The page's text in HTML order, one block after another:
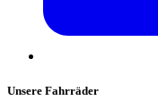
Unsere Fahrräder